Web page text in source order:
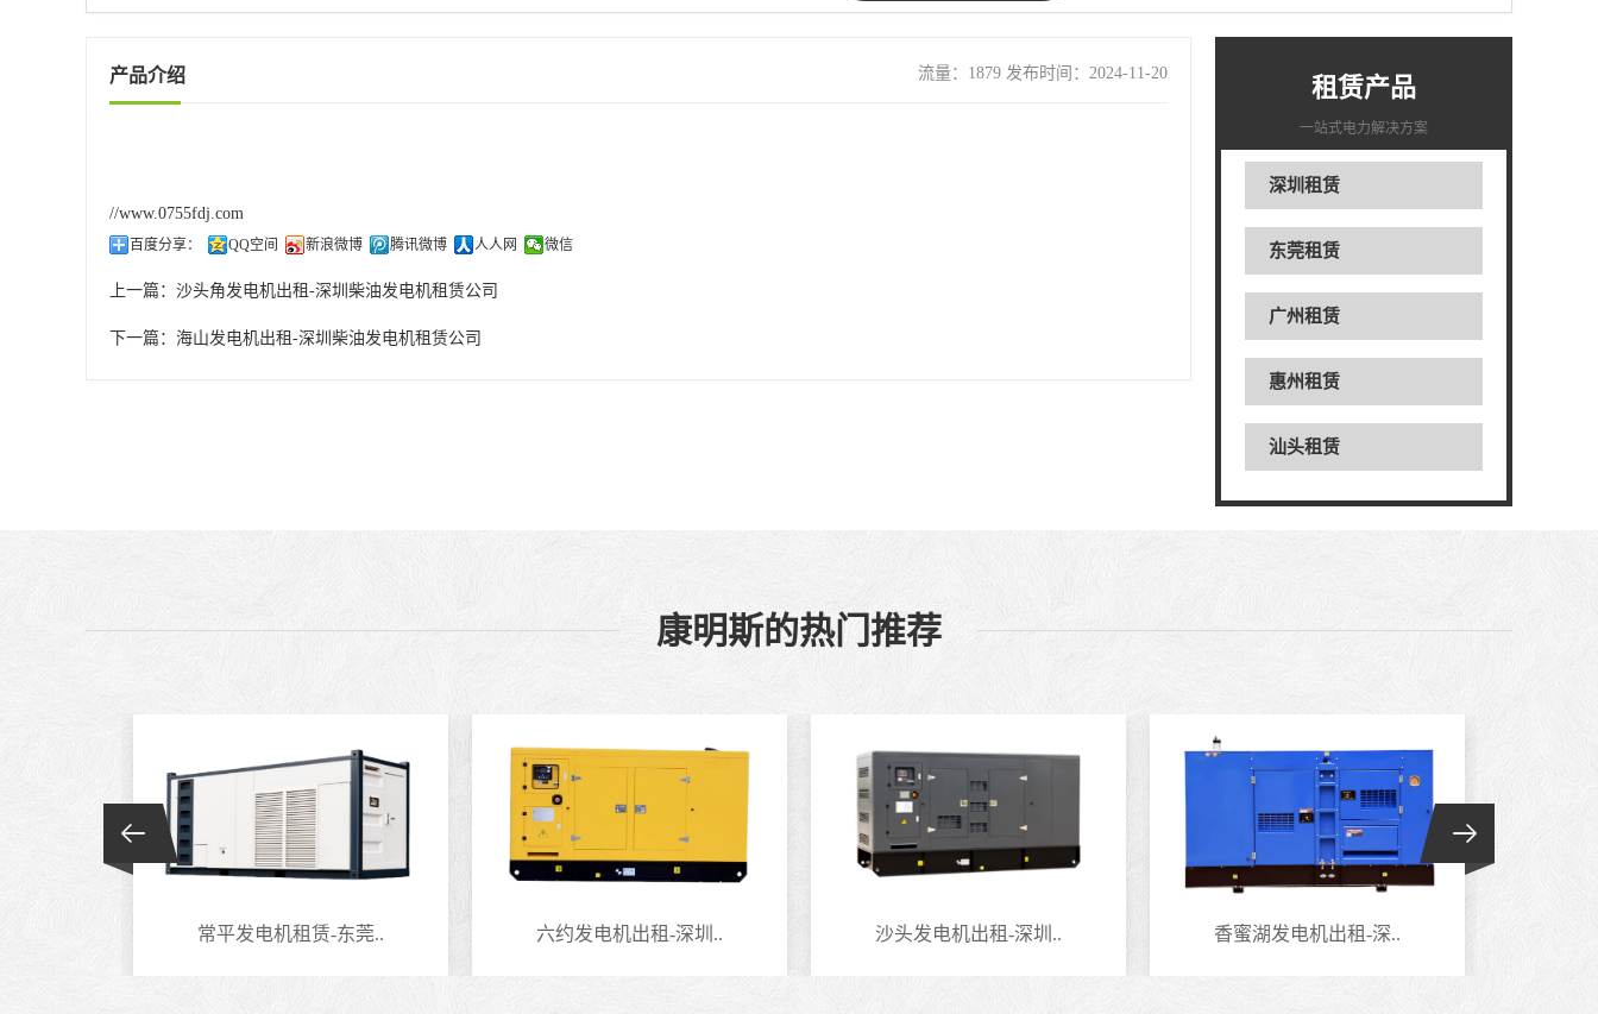
租赁产品
一站式电力解决方案
深圳租赁
东莞租赁
广州租赁
惠州租赁
汕头租赁
产品介绍 流量：1879 发布时间：2024-11-20
//www.0755fdj.com
百度分享： QQ空间 新浪微博 腾讯微博 人人网 微信
上一篇： 沙头角发电机出租-深圳柴油发电机租赁公司
下一篇： 海山发电机出租-深圳柴油发电机租赁公司
康明斯的热门推荐
常平发电机租赁-东莞.. 六约发电机出租-深圳.. 沙头发电机出租-深圳.. 香蜜湖发电机出租-深..